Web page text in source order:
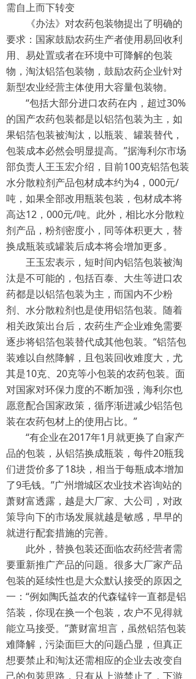
需自上而下转变
《办法》对农药包装物提出了明确的
要求：国家鼓励农药生产者使用易回收利
用、易处置或者在环境中可降解的包装
物，淘汰铝箔包装物，鼓励农药企业针对
新型农业经营主体使用大容量包装物。
“包括大部分进口农药在内，超过30%
的国产农药包装都是以铝箔包装为主，如
果铝箔包装被淘汰，以瓶装、罐装替代，
包装成本必然会明显提高。”据海利尔市场
部负责人王玉宏介绍，目前100克铝箔包装
水分散粒剂产品包材成本约为4，000元/
吨，如果全部改用瓶装包装，包材成本将
高达12，000元/吨。此外，相比水分散粒
剂产品，粉剂密度小，同等体积更大，替
换成瓶装或罐装后成本将会增加更多。
王玉宏表示，短时间内铝箔包装被淘
汰是不可能的，包括百泰、大生等进口农
药都是以铝箔包装为主，而国内不少粉
剂、水分散粒剂也是使用铝箔包装。随着
相关政策出台后，农药生产企业难免需要
逐步将铝箔包装替代成其他包装。“铝箔包
装难以自然降解，且包装回收难度大，尤
其是10克、20克等小包装的农药包装。面
对国家对环保力度的不断加强，海利尔也
愿意配合国家政策，循序渐进减少铝箔包
装在农药包材上的使用占比。”
“有企业在2017年1月就更换了自家产
品的包装，从铝箔换成瓶装，每件20瓶我
们进货价多了18块，相当于每瓶成本增加
了9毛钱。”广州增城区农业技术咨询站的
萧财富透露，越是大厂家、大公司，对政
策导向下的市场发展就越是敏感，早早的
就进行配套措施的完善。
此外，替换包装还面临农药经营者需
要重新推广产品的问题。很多大厂家产品
包装的延续性也是大众默认接受的原因之
一：“例如陶氏益农的代森锰锌一直都是铝
箔装，你现在换一个包装，农户不见得就
能立马接受。”萧财富坦言，虽然铝箔包装
难降解，污染面巨大的问题凸显，但真正
想要禁止和淘汰还需相应的企业去改变自
己的包装思路，只有从上游禁止了，下游